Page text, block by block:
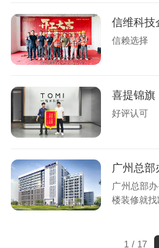
信赖选择
好评认可
广州总部
楼装修就
1 / 17